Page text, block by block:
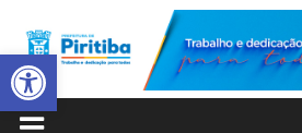
Abrir a barra de ferramentas